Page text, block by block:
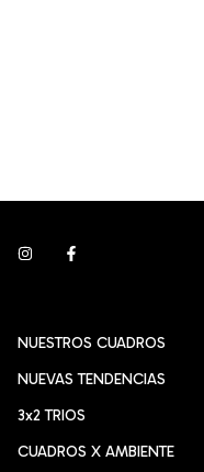
NUESTROS CUADROS
NUEVAS TENDENCIAS
3x2 TRIOS
CUADROS X AMBIENTE